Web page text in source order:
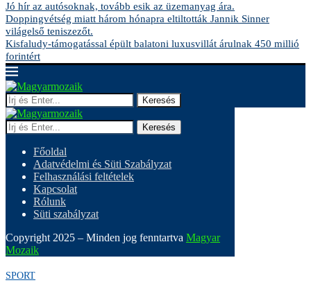
Jó hír az autósoknak, tovább esik az üzemanyag ára.
Doppingvétség miatt három hónapra eltiltották Jannik Sinner
világelső teniszezőt.
Kisfaludy-támogatással épült balatoni luxusvillát árulnak 450 millió
forintért
Keresés
Keresés
Főoldal
Adatvédelmi és Süti Szabályzat
Felhasználási feltételek
Kapcsolat
Rólunk
Süti szabályzat
Copyright 2025 – Minden jog fenntartva Magyar
Mozaik
SPORT